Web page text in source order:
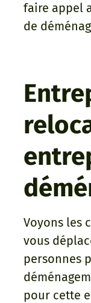
faire appel
de
Voyons les
vous
personnes
pour cette